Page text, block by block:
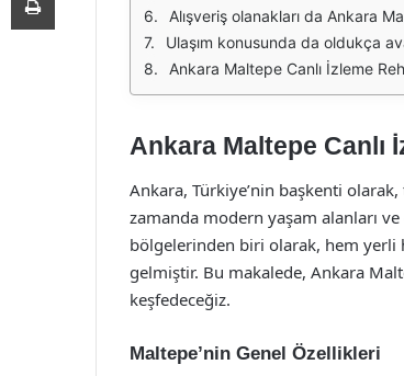
Alışveriş olanakları da Ankara Maltepe'nin sunduğu avantajlardan biridir. Semtteki alışveriş
Ulaşım konusunda da oldukça avantajlı bir konumda yer alan Maltepe, toplu taşıma araçlarıyla kolayca erişilebilen bir
Ankara Maltepe Canlı İzleme Rehberi, bu bölgeyi keşfetmek isteyenler için kapsamlı ve güncel bir kaynak sunmaktadır.
Ankara Maltepe Canlı
Ankara, Türkiye’nin başkenti
zamanda modern yaşam alanları
bölgelerinden biri olarak, hem yerli
gelmiştir. Bu makalede, Ankara
keşfedeceğiz.
Maltepe’nin Genel Özellikleri